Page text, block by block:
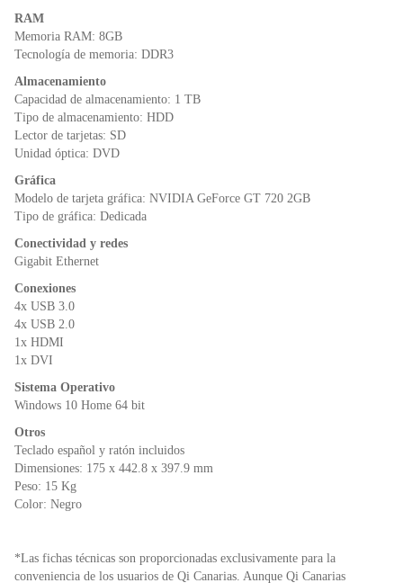
RAM
Memoria RAM: 8GB
Tecnología de memoria: DDR3
Almacenamiento
Capacidad de almacenamiento: 1 TB
Tipo de almacenamiento: HDD
Lector de tarjetas: SD
Unidad óptica: DVD
Gráfica
Modelo de tarjeta gráfica: NVIDIA GeForce GT 720 2GB
Tipo de gráfica: Dedicada
Conectividad y redes
Gigabit Ethernet
Conexiones
4x USB 3.0
4x USB 2.0
1x HDMI
1x DVI
Sistema Operativo
Windows 10 Home 64 bit
Otros
Teclado español y ratón incluidos
Dimensiones: 175 x 442.8 x 397.9 mm
Peso: 15 Kg
Color: Negro
*Las fichas técnicas son proporcionadas exclusivamente para la
conveniencia de los usuarios de Qi Canarias. Aunque Qi Canarias